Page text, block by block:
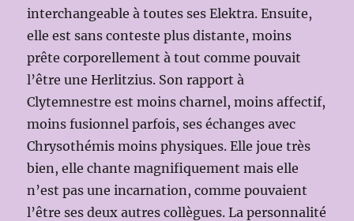
interchangeable à toutes ses Elektra. Ensuite,
elle est sans conteste plus distante, moins
prête corporellement à tout comme pouvait
l’être une Herlitzius. Son rapport à
Clytemnestre est moins charnel, moins affectif,
moins fusionnel parfois, ses échanges avec
Chrysothémis moins physiques. Elle joue très
bien, elle chante magnifiquement mais elle
n’est pas une incarnation, comme pouvaient
l’être ses deux autres collègues. La personnalité